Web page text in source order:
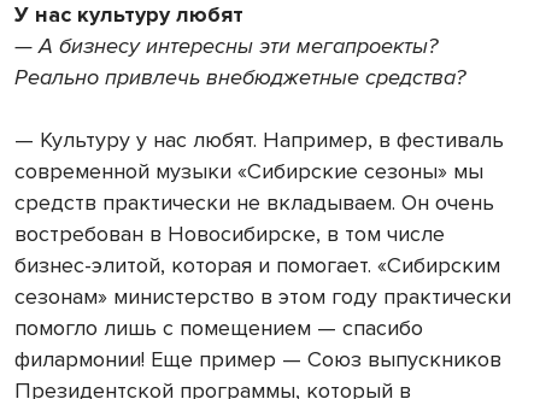
У нас культуру любят
— А бизнесу интересны эти мегапроекты?
Реально привлечь внебюджетные средства?
— Культуру у нас любят. Например, в фестиваль
современной музыки «Сибирские сезоны» мы
средств практически не вкладываем. Он очень
востребован в Новосибирске, в том числе
бизнес-элитой, которая и помогает. «Сибирским
сезонам» министерство в этом году практически
помогло лишь с помещением — спасибо
филармонии! Еще пример — Союз выпускников
Президентской программы, который в